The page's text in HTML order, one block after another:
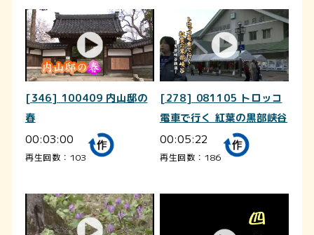
[346] 100409 内山邸の
春
00:03:00
再生回数：103
[278] 081105 トロッコ
電車で行く 紅葉の黒部峡谷
00:05:22
再生回数：186